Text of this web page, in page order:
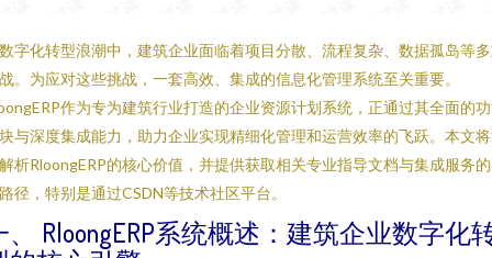
字化转型浪潮中，建筑企业面临着项目分散、流程复杂、数据孤岛等
。为应对这些挑战，一套高效、集成的信息化管理系统至关重要。
作为专为建筑行业打造的企业资源计划系统，正通过其全面的
与深度集成能力，助力企业实现精细化管理和运营效率的飞跃。本文
析RloongERP的核心价值，并提供获取相关专业指导文档与集成服务
径，特别是通过CSDN等技术社区平台。
、 RloongERP系统概述：建筑企业数字化